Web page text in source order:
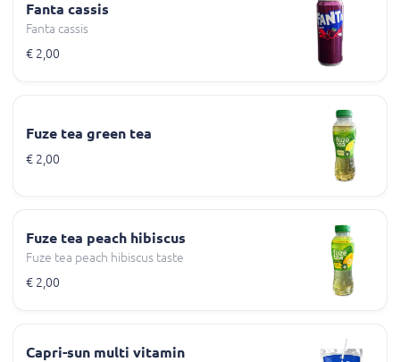
Fanta cassis
Fanta cassis
€ 2,00
Fuze tea green tea
€ 2,00
Fuze tea peach hibiscus
Fuze tea peach hibiscus taste
€ 2,00
Capri-sun multi vitamin